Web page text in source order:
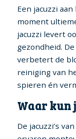
Een jacuzzi
moment
jacuzzi levert
gezondheid.
verbetert de
reiniging van
spieren én
Waar kun
De jacuzzi’s